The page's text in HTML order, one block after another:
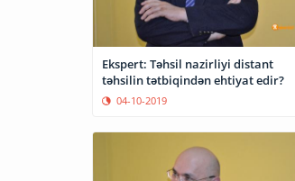
Ekspert: Təhsil nazirliyi distant
təhsilin tətbiqindən ehtiyat edir?
04-10-2019